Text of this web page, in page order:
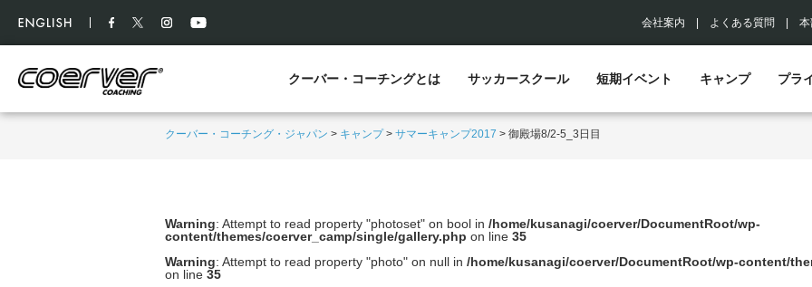
会社案内 よくある質問
クーバー・コーチングとは サッカースクール 短期イベント キャンプ プラ
クーバー・コーチング・ジャパン > キャンプ> サマーキャンプ2017 > 御殿場8/2-5_3日目
Warning: Attempt to read property "photoset" on bool in /home/kusanagi/coerver/DocumentRoot/wp-
content/themes/coerver_camp/single/gallery.php on line 35
Warning: Attempt to read property "photo" on null in /home/kusanagi/coerver/DocumentRoot/wp-content/
on line 35